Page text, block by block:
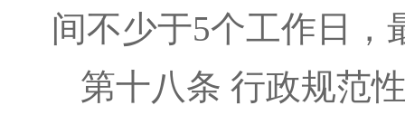
间不少于5个工作日，
第十八条 行政规范